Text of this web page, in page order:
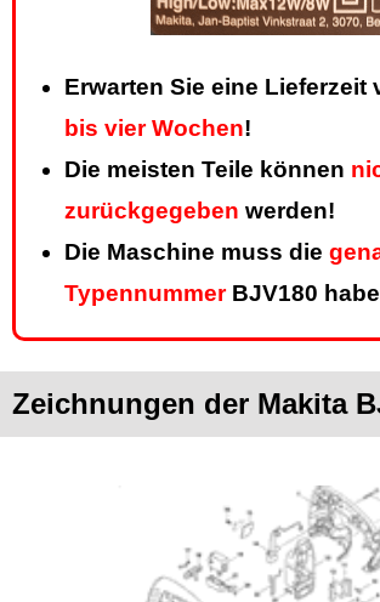
Erwarten Sie eine Lieferzeit
bis vier Wochen!
Die meisten Teile können
zurückgegeben werden!
Die Maschine muss die
TypennummerBJV180
Zeichnungen der Makita